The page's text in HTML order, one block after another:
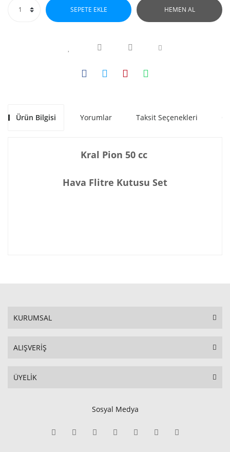
SEPETE EKLE HEMEN AL
Ürün Bilgisi Yorumlar Taksit Seçenekleri
Kral Pion 50 cc
Hava Flitre Kutusu Set
KURUMSAL
ALIŞVERİŞ
ÜYELİK
Sosyal Medya